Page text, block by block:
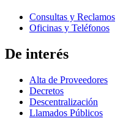
Consultas y Reclamos
Oficinas y Teléfonos
De interés
Alta de Proveedores
Decretos
Descentralización
Llamados Públicos